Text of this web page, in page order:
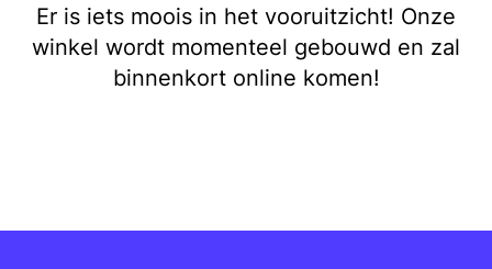
Er is iets moois in het vooruitzicht! Onze
winkel wordt momenteel gebouwd en zal
binnenkort online komen!